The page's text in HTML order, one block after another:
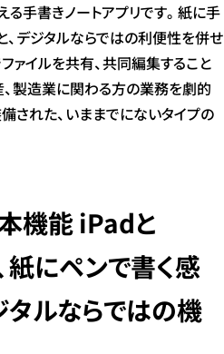
手書きノートアプリです。紙に手
デジタルならではの利便性を併せ
ァイルを共有、共同編集すること
製造業に関わる方の業務を劇的
された、いままでにないタイプの
機能 iPadと
にペンで書く感
ルならではの機